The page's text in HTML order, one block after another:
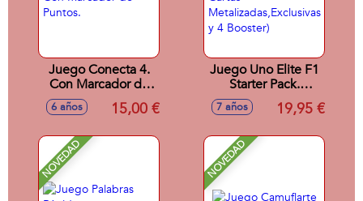
Juego Conecta 4.
Con Marcador de
Puntos.
6 años 15,00 €
Juego Uno Elite F1
Starter Pack.
(Incluye Cartas
Metalizadas,Exclusivas
7 años 19,95 €
NOVEDAD NOVEDAD